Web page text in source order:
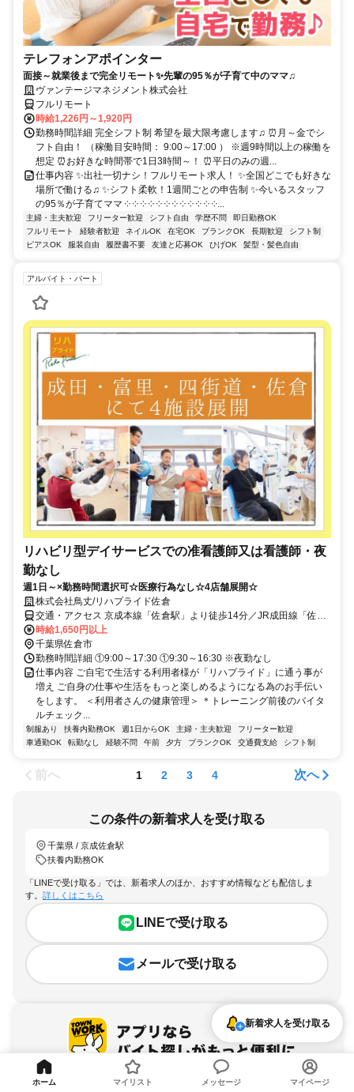
テレフォンアポインター
面接～就業後まで完全リモート✨先輩の95％が子育て中のママ♫
ヴァンテージマネジメント株式会社
フルリモート
時給1,226円～1,920円
勤務時間詳細 完全シフト制 希望を最大限考慮します♫ ⏰月～金でシ
フト自由！ （稼働目安時間： 9:00～17:00 ） ※週9時間以上の稼働を
想定 ⏰お好きな時間帯で1日3時間～！ ⏰平日のみの週...
仕事内容 ✨出社一切ナシ！フルリモート求人！ ✨全国どこでも好きな
場所で働ける♫ ✨シフト柔軟！1週間ごとの申告制 ✨今いるスタッフ
の95％が子育てママ ༶ ༶ ༶ ༶ ༶ ༶ ༶ ༶ ༶ ༶ ༶ ༶...
主婦・主夫歓迎 フリーター歓迎 シフト自由 学歴不問
即日勤務OK
フルリモート
経験者歓迎 ネイルOK 在宅OK ブランクOK 長期歓迎
シフト制
ピアスOK
服装自由 履歴書不要 友達と応募OK ひげOK 髪型・髪色自由
アルバイト・パート
リハビリ型デイサービスでの准看護師又は看護師・夜
勤なし
週1日～×勤務時間選択可☆医療行為なし☆4店舗展開☆
株式会社鳥丈/リハプライド佐倉
交通・アクセス 京成本線「佐倉駅」より徒歩14分／JR成田線「佐倉
駅」より徒歩23分
時給1,650円以上
千葉県佐倉市
勤務時間詳細 ①9:00～17:30 ①9:30～16:30 ※夜勤なし
仕事内容 ご自宅で生活する利用者様が「リハプライド」に通う事が
増え ご自身の仕事や生活をもっと楽しめるようになる為のお手伝い
をします。 ＜利用者さんの健康管理＞ ＊トレーニング前後のバイタ
ルチェック...
制服あり 扶養内勤務OK 週1日からOK 主婦・主夫歓迎
フリーター歓迎
車通勤OK
転勤なし 経験不問 午前 夕方 ブランクOK 交通費支給 シフト制
前へ 1 2 3 4 次へ
この条件の新着求人を受け取る
千葉県 / 京成佐倉駅
扶養内勤務OK
「LINEで受け取る」では、新着求人のほか、おすすめ情報なども配信しま
す。 詳しくはこちら
LINEで受け取る
メールで受け取る
アプリを無料ダウンロード
新着求人を受け取る
ホーム マイリスト メッセージ マイページ